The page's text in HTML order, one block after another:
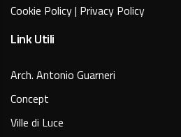
Cookie Policy| Privacy Policy
Link Utili
Arch. Antonio Guarneri
Concept
Ville di Luce